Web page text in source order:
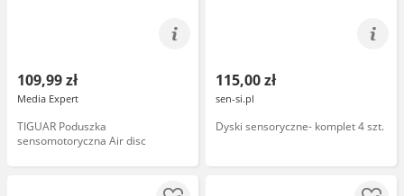
109,99 zł
Media Expert
TIGUAR Poduszka
sensomotoryczna Air disc
115,00 zł
sen-si.pl
Dyski sensoryczne- komplet 4 szt.